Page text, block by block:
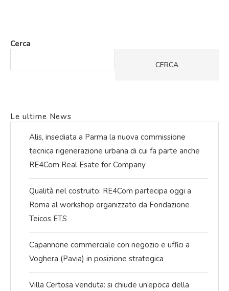
Cerca
CERCA
Le ultime News
Alis, insediata a Parma la nuova commissione
tecnica rigenerazione urbana di cui fa parte anche
RE4Com Real Esate for Company
Qualità nel costruito: RE4Com partecipa oggi a
Roma al workshop organizzato da Fondazione
Teicos ETS
Capannone commerciale con negozio e uffici a
Voghera (Pavia) in posizione strategica
Villa Certosa venduta: si chiude un’epoca della